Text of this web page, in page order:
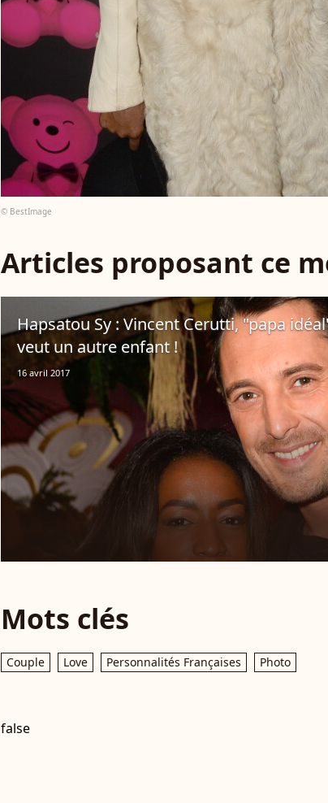
© BestImage
Articles proposant ce
Hapsatou Sy : Vincent Cerutti, "papa
veut un autre enfant !
16 avril 2017
Mots clés
Couple Love Personnalités Françaises Photo
false